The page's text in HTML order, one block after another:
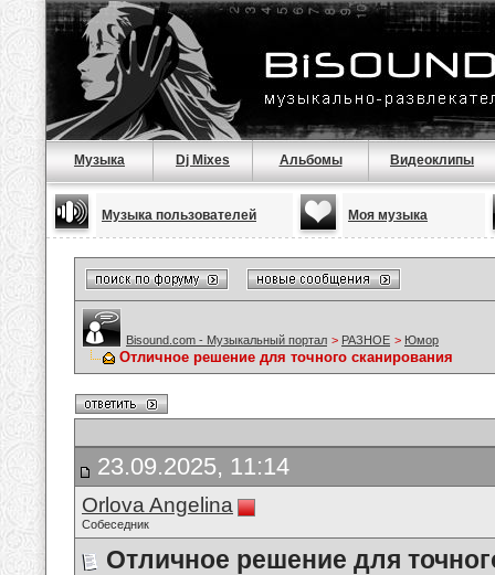
Музыка Dj Mixes Альбомы Видеоклипы
Музыка пользователей Моя музыка
Bisound.com - Музыкальный портал > РАЗНОЕ > Юмор
Отличное решение для точного сканирования
23.09.2025, 11:14
Orlova Angelina
Собеседник
Отличное решение для